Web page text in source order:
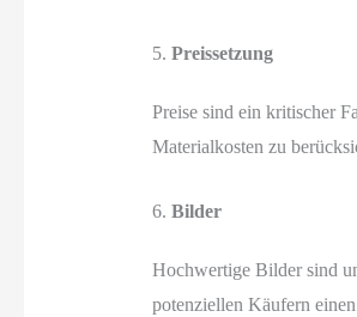
5. Preissetzung
Preise sind ein kritischer
Materialkosten zu
6. Bilder
Hochwertige Bilder sind
potenziellen Käufern